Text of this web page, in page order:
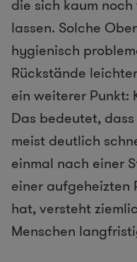
die sich kaum
lassen. Solche
hygienisch
Rückstände
ein weiterer Punkt:
Das bedeutet,
meist deutlich
einmal nach einer
einer aufgeheizten
hat, versteht
Menschen